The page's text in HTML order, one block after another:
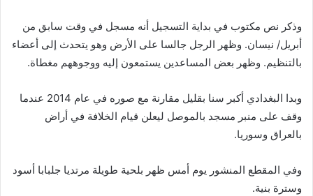
وذكر نص مكتوب في بداية التسجيل أنه مسجل في وقت سابق من
أبريل/ نيسان. وظهر الرجل جالسا على الأرض وهو يتحدث إلى أعضاء
بالتنظيم. وظهر بعض المساعدين يستمعون إليه ووجوههم مغطاة.
وبدا البغدادي أكبر سنا بقليل مقارنة مع صوره في عام 2014 عندما
وقف على منبر مسجد بالموصل ليعلن قيام الخلافة في أراض
بالعراق وسوريا.
وفي المقطع المنشور يوم أمس ظهر بلحية طويلة مرتديا جلبابا أسود
وسترة بنية.